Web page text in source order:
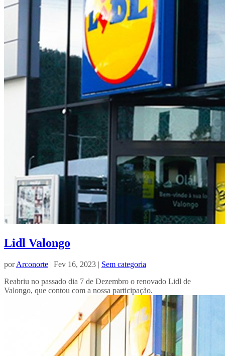
Lidl Valongo
porArconorte | Fev 16, 2023 | Sem categoria
Reabriu no passado dia 7 de Dezembro o renovado Lidl de
Valongo, que contou com a nossa participação.